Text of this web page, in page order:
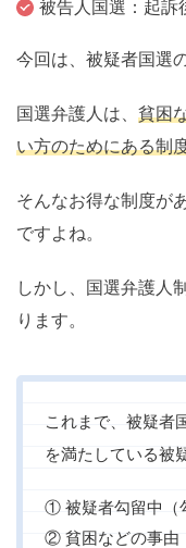
被告人国選：起訴
今回は、被疑者国選
国選弁護人は、 貧困
い方のためにある制
そんなお得な制度が
ですよね。
しかし、国選弁護人
ります。
これまで、被疑者
を満たしている被
① 被疑者勾留中（
② 貧困などの事由